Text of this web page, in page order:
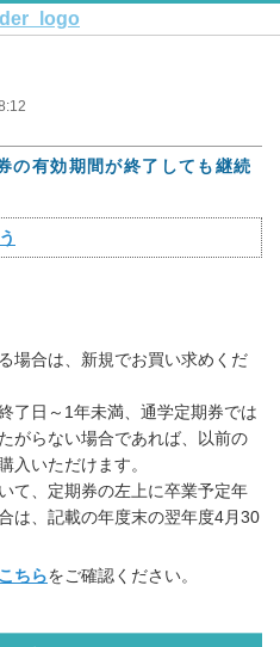
の有効期間が終了しても継続
場合は、新規でお買い求めくだ
了日～1年未満、通学定期券では
がらない場合であれば、以前の
入いただけます。
て、定期券の左上に卒業予定年
は、記載の年度末の翌年度4月30
こちらをご確認ください。